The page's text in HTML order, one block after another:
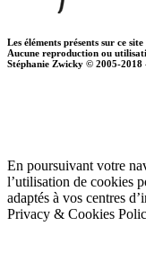
Les éléments présents sur ce
Aucune reproduction ou
Stéphanie Zwicky © 2005-2018
En poursuivant votre
l’utilisation de cookies
adaptés à vos centres
Privacy & Cookies